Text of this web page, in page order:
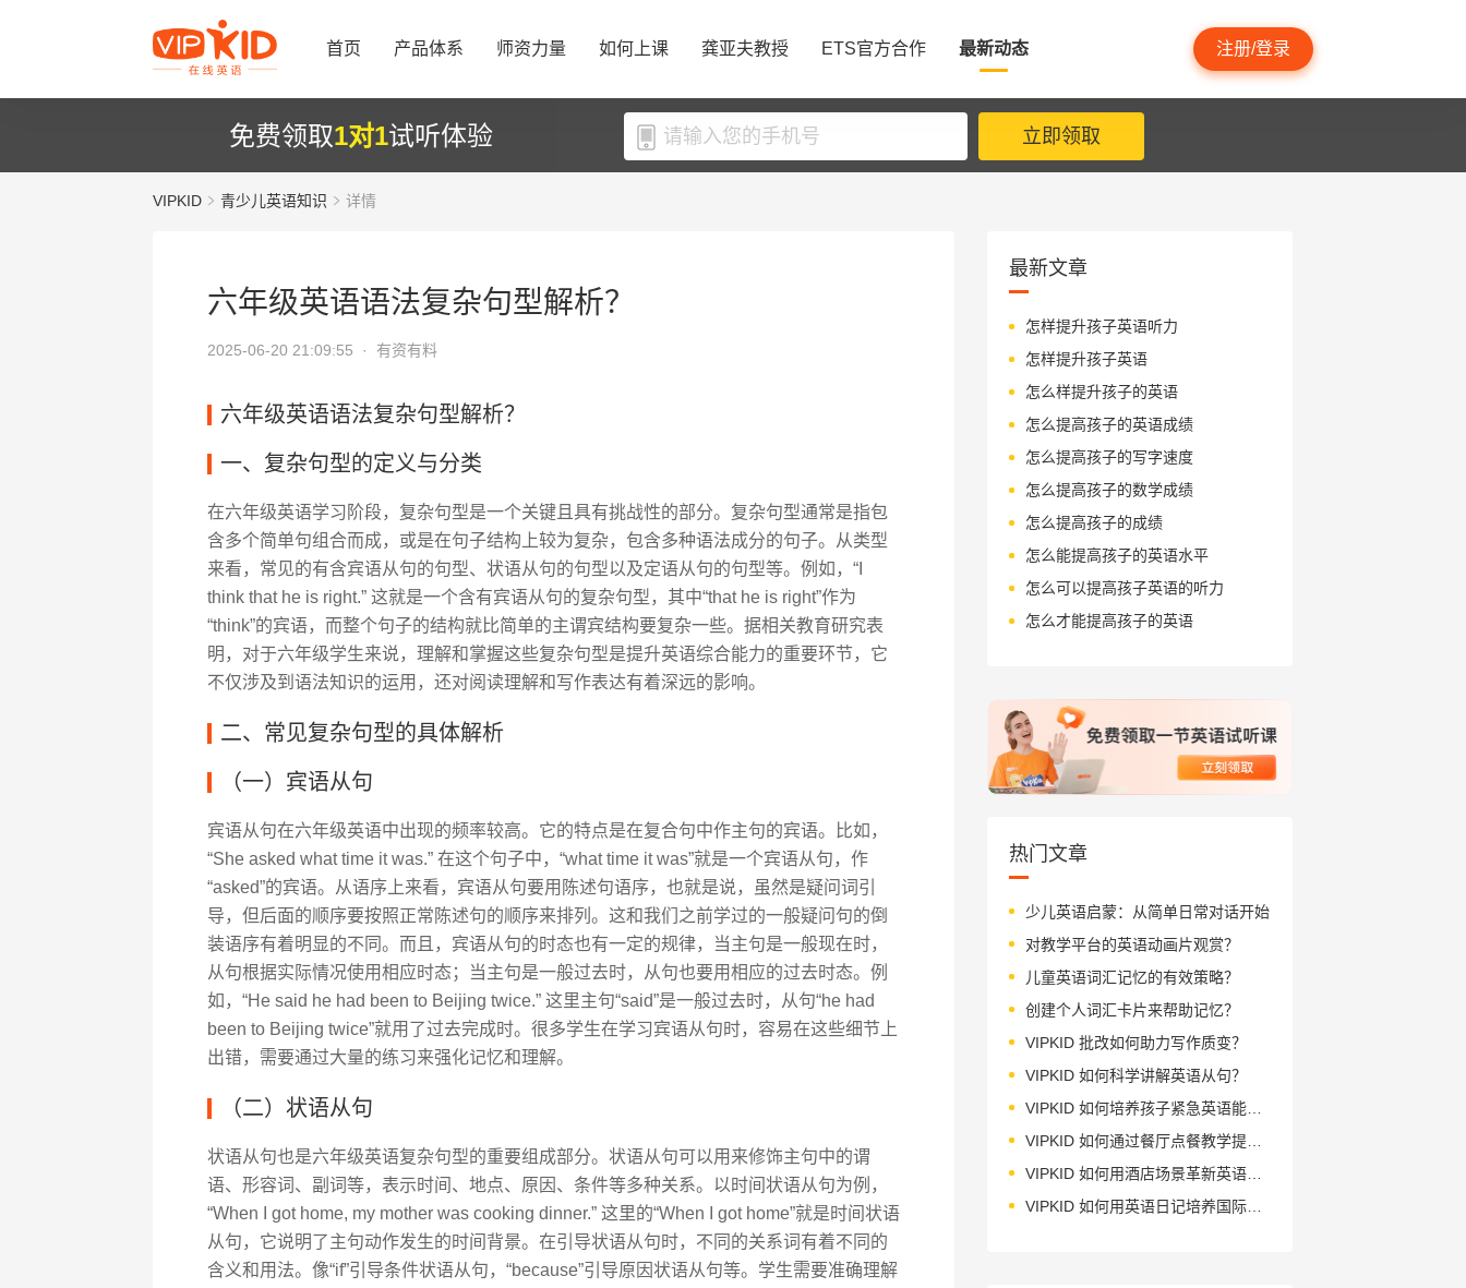
首页 产品体系 师资力量 如何上课 龚亚夫教授 ETS官方合作 最新动态 注册/登录
免费领取1对1试听体验 立即领取
VIPKID 青少儿英语知识 详情
六年级英语语法复杂句型解析？
2025-06-20 21:09:55 · 有资有料
六年级英语语法复杂句型解析？
一、复杂句型的定义与分类
在六年级英语学习阶段，复杂句型是一个关键且具有挑战性的部分。复杂句型通常是指包
含多个简单句组合而成，或是在句子结构上较为复杂，包含多种语法成分的句子。从类型
来看，常见的有含宾语从句的句型、状语从句的句型以及定语从句的句型等。例如，“I
think that he is right.” 这就是一个含有宾语从句的复杂句型，其中“that he is right”作为
“think”的宾语，而整个句子的结构就比简单的主谓宾结构要复杂一些。据相关教育研究表
明，对于六年级学生来说，理解和掌握这些复杂句型是提升英语综合能力的重要环节，它
不仅涉及到语法知识的运用，还对阅读理解和写作表达有着深远的影响。
二、常见复杂句型的具体解析
（一）宾语从句
宾语从句在六年级英语中出现的频率较高。它的特点是在复合句中作主句的宾语。比如，
“She asked what time it was.” 在这个句子中，“what time it was”就是一个宾语从句，作
“asked”的宾语。从语序上来看，宾语从句要用陈述句语序，也就是说，虽然是疑问词引
导，但后面的顺序要按照正常陈述句的顺序来排列。这和我们之前学过的一般疑问句的倒
装语序有着明显的不同。而且，宾语从句的时态也有一定的规律，当主句是一般现在时，
从句根据实际情况使用相应时态；当主句是一般过去时，从句也要用相应的过去时态。例
如，“He said he had been to Beijing twice.” 这里主句“said”是一般过去时，从句“he had
been to Beijing twice”就用了过去完成时。很多学生在学习宾语从句时，容易在这些细节上
出错，需要通过大量的练习来强化记忆和理解。
（二）状语从句
状语从句也是六年级英语复杂句型的重要组成部分。状语从句可以用来修饰主句中的谓
语、形容词、副词等，表示时间、地点、原因、条件等多种关系。以时间状语从句为例，
“When I got home, my mother was cooking dinner.” 这里的“When I got home”就是时间状语
从句，它说明了主句动作发生的时间背景。在引导状语从句时，不同的关系词有着不同的
含义和用法。像“if”引导条件状语从句，“because”引导原因状语从句等。学生需要准确理解
最新文章
怎样提升孩子英语听力
怎样提升孩子英语
怎么样提升孩子的英语
怎么提高孩子的英语成绩
怎么提高孩子的写字速度
怎么提高孩子的数学成绩
怎么提高孩子的成绩
怎么能提高孩子的英语水平
怎么可以提高孩子英语的听力
怎么才能提高孩子的英语
热门文章
少儿英语启蒙：从简单日常对话开始
对教学平台的英语动画片观赏？
儿童英语词汇记忆的有效策略？
创建个人词汇卡片来帮助记忆？
VIPKID 批改如何助力写作质变？
VIPKID 如何科学讲解英语从句？
VIPKID 如何培养孩子紧急英语能力？
VIPKID 如何通过餐厅点餐教学提升少儿英语应用能力？
VIPKID 如何用酒店场景革新英语教学？
VIPKID 如何用英语日记培养国际化人才？